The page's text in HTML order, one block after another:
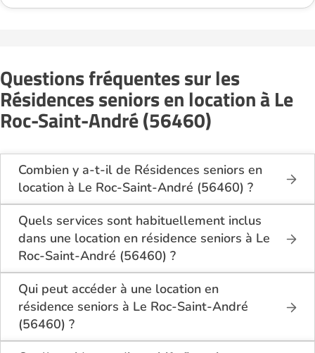
Questions fréquentes sur les
Résidences seniors en location à Le
Roc-Saint-André (56460)
Combien y a-t-il de Résidences seniors en
location à Le Roc-Saint-André (56460) ?
Sur le site Logement-seniors.com, on recense
actuellement 1 Résidences seniors en location à Le
Roc-Saint-André (56460).
Quels services sont habituellement inclus
dans une location en résidence seniors à Le
Roc-Saint-André (56460) ?
En location à Le Roc-Saint-André (56460), la
résidence seniors inclut généralement : l’entretien
des espaces communs, l’accès à des activités, la
présence d’un accueil / surveillance, la restauration
ou service repas optionnel. Certains services sont
optionnels et peuvent faire monter le tarif.
Qui peut accéder à une location en
résidence seniors à Le Roc-Saint-André
(56460) ?
La location en résidence seniors à Le Roc-Saint-